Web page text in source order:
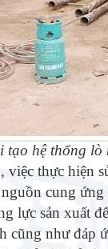
tạo hệ thống
thực hiện
cung ứng
lực sản xuất
cũng như đáp